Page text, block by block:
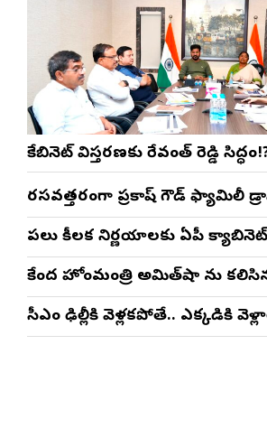
కేబినెట్ విస్తరణకు రేవంత్ రెడ్డి
రసవత్తరంగా ప్రకాష్ గౌడ్ ఫ్యామిలీ
పలు కీలక నిర్ణయాలకు ఏపీ
కేంద్ర హోంమంత్రి అమిత్‌షా ను
సీఎం ఢిల్లీకి వెళ్లకపోతే.. ఎక్కడికి